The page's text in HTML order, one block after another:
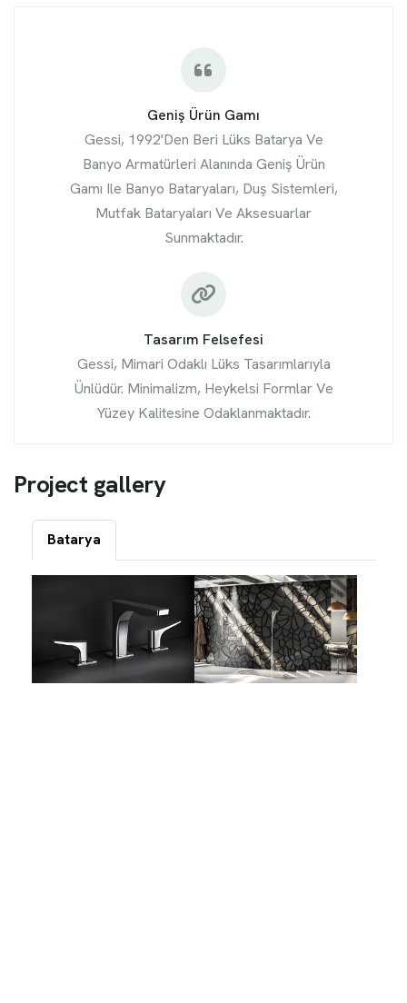
Geniş Ürün Gamı
Gessi, 1992'den Beri Lüks Batarya Ve
Banyo Armatürleri Alanında Geniş Ürün
Gamı Ile Banyo Bataryaları, Duş Sistemleri,
Mutfak Bataryaları Ve Aksesuarlar
Sunmaktadır.
Tasarım Felsefesi
Gessi, Mimari Odaklı Lüks Tasarımlarıyla
Ünlüdür. Minimalizm, Heykelsi Formlar Ve
Yüzey Kalitesine Odaklanmaktadır.
Project gallery
Batarya